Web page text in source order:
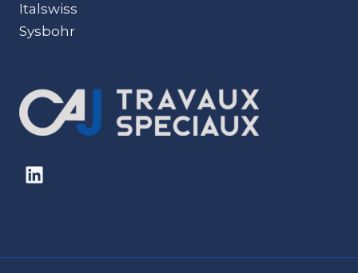
Italswiss
Sysbohr